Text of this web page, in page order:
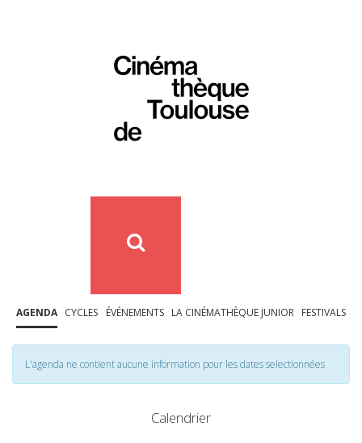
AGENDA CYCLES ÉVÉNEMENTS LA CINÉMATHÈQUE JUNIOR FESTIVALS
L'agenda ne contient aucune information pour les dates selectionnées
Calendrier